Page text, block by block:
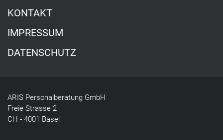
KONTAKT
IMPRESSUM
DATENSCHUTZ
ARIS Personalberatung GmbH
Freie Strasse 2
CH - 4001 Basel